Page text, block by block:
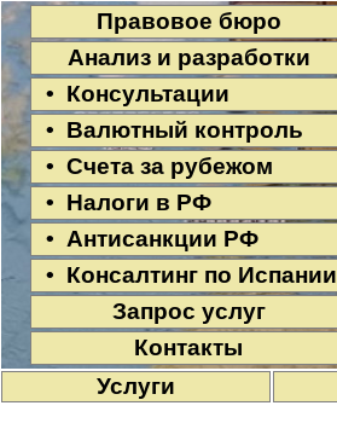
Правовое бюро
Анализ и разработки
• Консультации
• Валютный контроль
• Счета за рубежом
• Налоги в РФ
• Антисанкции РФ
• Консалтинг по Испании
Запрос услуг
Контакты
Услуги